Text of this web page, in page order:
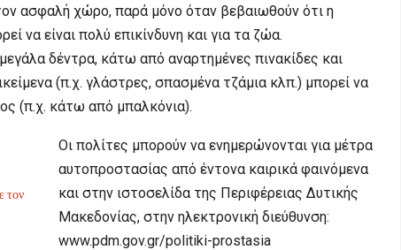
ασφαλή χώρο, παρά μόνο όταν βεβαιωθούν ότι η
να είναι πολύ επικίνδυνη και για τα ζώα.
δέντρα, κάτω από αναρτημένες πινακίδες και
(π.χ. γλάστρες, σπασμένα τζάμια κλπ.) μπορεί να
(π.χ. κάτω από μπαλκόνια).
τον
Οι πολίτες μπορούν να ενημερώνονται για μέτρα
αυτοπροστασίας από έντονα καιρικά φαινόμενα
και στην ιστοσελίδα της Περιφέρειας Δυτικής
Μακεδονίας, στην ηλεκτρονική διεύθυνση:
www.pdm.gov.gr/politiki-prostasia